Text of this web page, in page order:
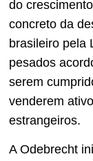
do
concreto da
brasileiro pela
pesados
serem
venderem
estrangeiros.
A Odebrecht